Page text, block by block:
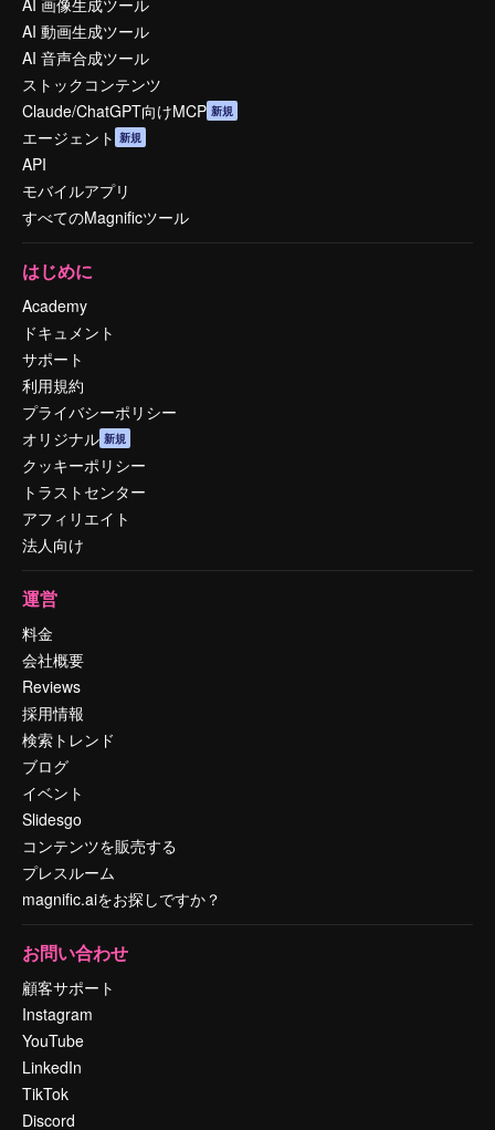
AI 画像生成ツール
AI 動画生成ツール
AI 音声合成ツール
ストックコンテンツ
Claude/ChatGPT向けMCP 新規
エージェント 新規
API
モバイルアプリ
すべてのMagnificツール
はじめに
Academy
ドキュメント
サポート
利用規約
プライバシーポリシー
オリジナル 新規
クッキーポリシー
トラストセンター
アフィリエイト
法人向け
運営
料金
会社概要
Reviews
採用情報
検索トレンド
ブログ
イベント
Slidesgo
コンテンツを販売する
プレスルーム
magnific.aiをお探しですか？
お問い合わせ
顧客サポート
Instagram
YouTube
LinkedIn
TikTok
Discord